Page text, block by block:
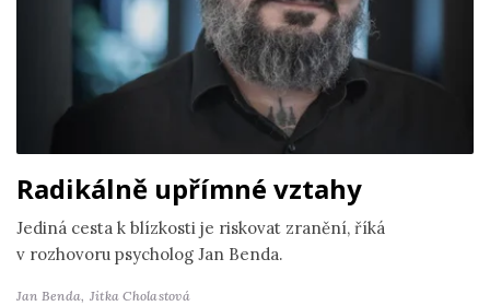
Radikálně upřímné vztahy
Jediná cesta k blízkosti je riskovat zranění, říká
v rozhovoru psycholog Jan Benda.
Jan Benda, Jitka Cholastová